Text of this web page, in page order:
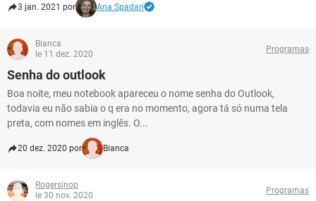
3 jan. 2021 por Ana Spadari
Bianca
le 11 dez. 2020
Programas
Senha do outlook
Boa noite, meu notebook apareceu o nome senha do Outlook,
todavia eu não sabia o q era no momento, agora tá só numa tela
preta, com nomes em inglês. O...
20 dez. 2020 por Bianca
Rogersinop
le 30 nov. 2020
Programas